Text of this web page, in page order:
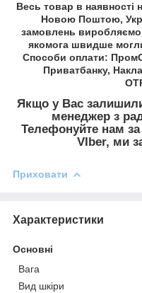
Весь товар в наявності
Новою Поштою,
замовлень
якомога швидше
Способи оплати:
Приватбанку,
Якщо у Вас
менеджер з
Телефонуйте нам
VIber, ми
Приховати
Характеристики
Основні
Вага
Вид шкіри